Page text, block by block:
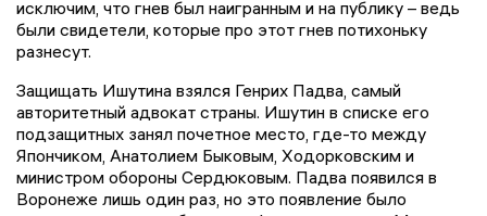
исключим, что гнев был наигранным и на публику – ведь
были свидетели, которые про этот гнев потихоньку
разнесут.
Защищать Ишутина взялся Генрих Падва, самый
авторитетный адвокат страны. Ишутин в списке его
подзащитных занял почетное место, где-то между
Япончиком, Анатолием Быковым, Ходорковским и
министром обороны Сердюковым. Падва появился в
Воронеже лишь один раз, но это появление было